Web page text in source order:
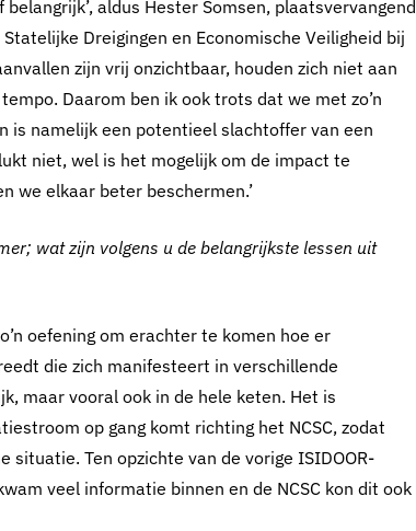
aldus Hester Somsen, plaatsvervangend
Dreigingen en Economische Veiligheid bij
zijn vrij onzichtbaar, houden zich niet aan
Daarom ben ik ook trots dat we met zo’n
is namelijk een potentieel slachtoffer van een
niet, wel is het mogelijk om de impact te
we elkaar beter beschermen.’
wat zijn volgens u de belangrijkste lessen uit
oefening om erachter te komen hoe er
die zich manifesteert in verschillende
maar vooral ook in de hele keten. Het is
op gang komt richting het NCSC, zodat
Ten opzichte van de vorige ISIDOOR-
veel informatie binnen en de NCSC kon dit ook